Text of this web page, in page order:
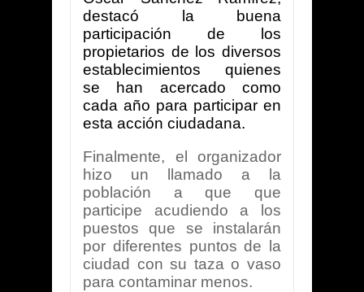
destacó la buena
participación de los
propietarios de los diversos
establecimientos quienes
se han acercado como
cada año para participar en
esta acción ciudadana.
Finalmente, el organizador
hizo un llamado a la
población a que que
participe acudiendo a los
puestos que se instalarán
por diferentes puntos de la
ciudad con su taza o vaso
para contaminar menos.